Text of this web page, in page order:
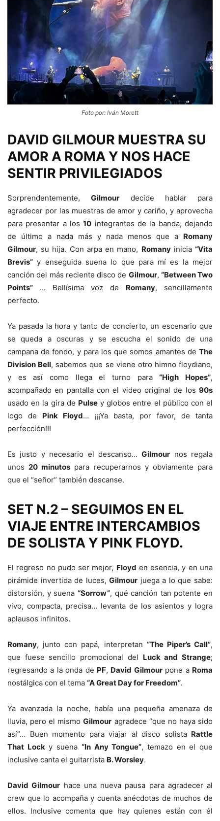
Foto por: Iván Morett
DAVID GILMOUR MUESTRA SU
AMOR A ROMA Y NOS HACE
SENTIR PRIVILEGIADOS
Sorprendentemente,Gilmour decide hablar para
agradecer por las muestras de amor y cariño, y aprovecha
para presentar a los10 integrantes de la banda, dejando
de último a nada más y nada menos que a Romany
Gilmour, su hija. Con arpa en mano, Romanyinicia“Vita
Brevis” y enseguida suena lo que para mí es la mejor
canción del más reciente disco de Gilmour, “Between Two
Points” … Bellísima voz de Romany, sencillamente
perfecto.
Ya pasada la hora y tanto de concierto, un escenario que
se queda a oscuras y se escucha el sonido de una
campana de fondo, y para los que somos amantes de The
Division Bell, sabemos que se viene otro himno floydiano,
y es así como llega el turno para“High Hopes”,
acompañado en pantalla con el video original de los 90s
usado en la gira de Pulsey globos entre el público con el
logo de Pink Floyd… ¡¡¡Ya basta, por favor, de tanta
perfección!!!
Es justo y necesario el descanso…Gilmour nos regala
unos20 minutos para recuperarnos y obviamente para
que el “señor” también descanse.
SET N.2 – SEGUIMOS EN EL
VIAJE ENTRE INTERCAMBIOS
DE SOLISTA Y PINK FLOYD.
El regreso no pudo ser mejor, Floyd en esencia, y en una
pirámide invertida de luces,Gilmour juega a lo que sabe:
distorsión, y suena “Sorrow”, qué canción tan potente en
vivo, compacta, precisa… levanta de los asientos y logra
aplausos infinitos.
Romany, junto con papá, interpretan “The Piper’s Call”,
que fuese sencillo promocional del Luck and Strange;
regresando a la onda de PF, David Gilmourpone a Roma
nostálgica con el tema “A Great Day for Freedom”.
Ya avanzada la noche, había una pequeña amenaza de
lluvia, pero el mismoGilmour agradece “que no haya sido
así”… Buen momento para viajar al disco solista Rattle
That Locky suena “In Any Tongue”, temazo en el que
inclusive canta el guitarrista B. Worsley.
David Gilmour hace una nueva pausa para agradecer al
crew que lo acompaña y cuenta anécdotas de muchos de
ellos. Inclusive comenta que hay quienes están con él